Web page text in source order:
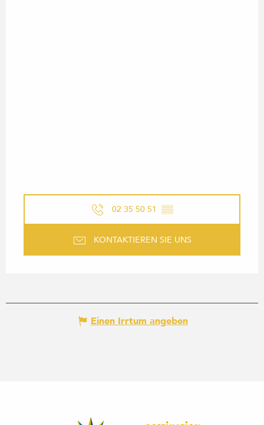
02 35 50 51 ▒▒
KONTAKTIEREN SIE UNS
Einen Irrtum angeben